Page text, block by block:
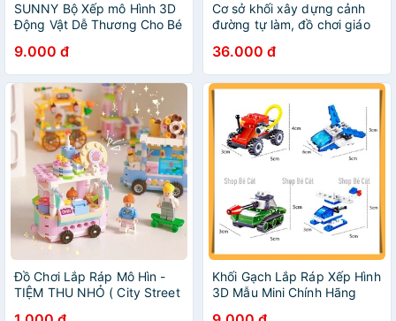
SUNNY Bộ Xếp mô Hình 3D
Động Vật Dễ Thương Cho Bé
9.000 đ
Cơ sở khối xây dựng cảnh
đường tự làm, đồ chơi giáo
dựng cho trẻ em
36.000 đ
Đồ Chơi Lắp Ráp Mô Hìn -
TIỆM THU NHỎ ( City Street
Khối Gạch Lắp Ráp Xếp Hình
3D Mẫu Mini Chính Hãng